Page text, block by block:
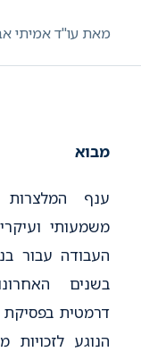
מאת עו"ד אמיתי
מבוא
ענף
משמעותי
העבודה עבור
בשנים
דרמטית בפסיקת
הנוגע לזכויות